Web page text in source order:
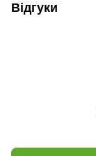
Відгуки